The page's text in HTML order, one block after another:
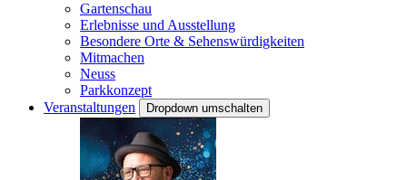
Gartenschau
Erlebnisse und Ausstellung
Besondere Orte & Sehenswürdigkeiten
Mitmachen
Neuss
Parkkonzept
Veranstaltungen
Dropdown umschalten